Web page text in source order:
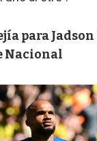
para
Nacional